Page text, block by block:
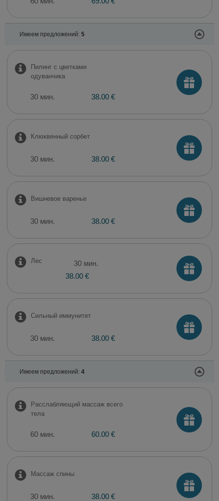
Имеем предложений: 5
Пилинг с цветками
одуванчика
30 мин. 38.00 €
Клюквенный сорбет
30 мин. 38.00 €
Вишневое варенье
30 мин. 38.00 €
Лес
30 мин.
38.00 €
Сильный иммунитет
30 мин. 38.00 €
Имеем предложений: 4
Расслабляющий массаж всего
тела
60 мин. 60.00 €
Массаж спины
30 мин. 38.00 €